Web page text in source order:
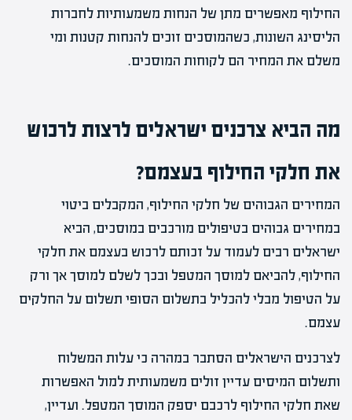
החילוף מאפשרים מתן של הנחות משמעותיות לחברות
הליסינג השונות, כשהמוסכים זוכים להנחות קטנות ומי
משלם את המחיר הם לקוחות המוסכים.
מה הביא צרכנים ישראלים לרצות לרכוש
את חלקי החילוף בעצמם?
המחירים הגבוהים של חלקי החילוף, המקבלים ביטוי
במחירים גבוהים בטיפולים מורכבים במוסכים, הביא
ישראלים רבים לעמוד על זכותם לרכוש בעצמם את חלקי
החילוף, להביאם למוסך המטפל ובכך לשלם למוסך אך ורק
על הטיפול מבלי להכליל בתשלום הסופי תשלום על החלקים
עצמם.
לצרכנים הישראלים הסתבר במהרה כי עלות המשלוח
ותשלום המיסים עדיין זולים משמעותית למול האפשרות
שאת חלקי החילוף לרכבם יספק המוסך המטפל. ועדיין,